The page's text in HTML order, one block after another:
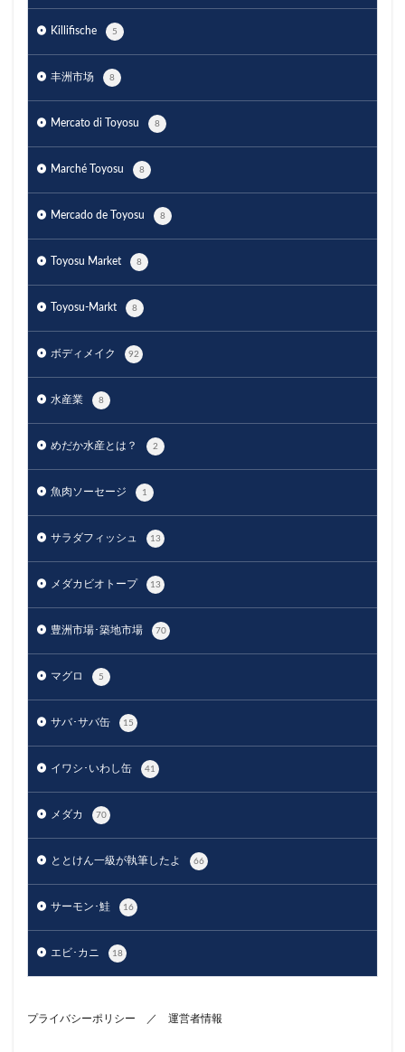
Killifische 5
丰洲市场 8
Mercato di Toyosu 8
Marché Toyosu 8
Mercado de Toyosu 8
Toyosu Market 8
Toyosu-Markt 8
ボディメイク 92
水産業 8
めだか水産とは？ 2
魚肉ソーセージ 1
サラダフィッシュ 13
メダカビオトープ 13
豊洲市場･築地市場 70
マグロ 5
サバ･サバ缶 15
イワシ･いわし缶 41
メダカ 70
ととけん一級が執筆したよ 66
サーモン･鮭 16
エビ･カニ 18
プライバシーポリシー ／ 運営者情報